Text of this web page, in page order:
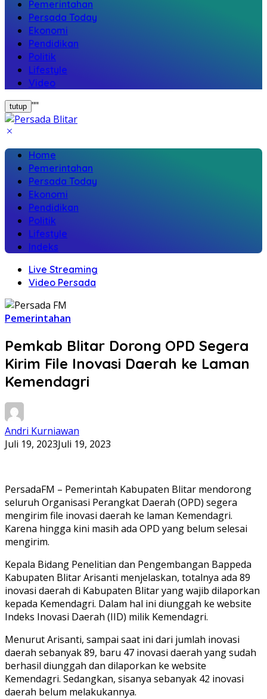
Pemerintahan
Persada Today
Ekonomi
Pendidikan
Politik
Lifestyle
Video
tutup ""
Home
Pemerintahan
Persada Today
Ekonomi
Pendidikan
Politik
Lifestyle
Indeks
Live Streaming
Video Persada
Pemerintahan
Pemkab Blitar Dorong OPD Segera
Kirim File Inovasi Daerah ke Laman
Kemendagri
Andri Kurniawan
Juli 19, 2023Juli 19, 2023
PersadaFM – Pemerintah Kabupaten Blitar mendorong
seluruh Organisasi Perangkat Daerah (OPD) segera
mengirim file inovasi daerah ke laman Kemendagri.
Karena hingga kini masih ada OPD yang belum selesai
mengirim.
Kepala Bidang Penelitian dan Pengembangan Bappeda
Kabupaten Blitar Arisanti menjelaskan, totalnya ada 89
inovasi daerah di Kabupaten Blitar yang wajib dilaporkan
kepada Kemendagri. Dalam hal ini diunggah ke website
Indeks Inovasi Daerah (IID) milik Kemendagri.
Menurut Arisanti, sampai saat ini dari jumlah inovasi
daerah sebanyak 89, baru 47 inovasi daerah yang sudah
berhasil diunggah dan dilaporkan ke website
Kemendagri. Sedangkan, sisanya sebanyak 42 inovasi
daerah belum melakukannya.